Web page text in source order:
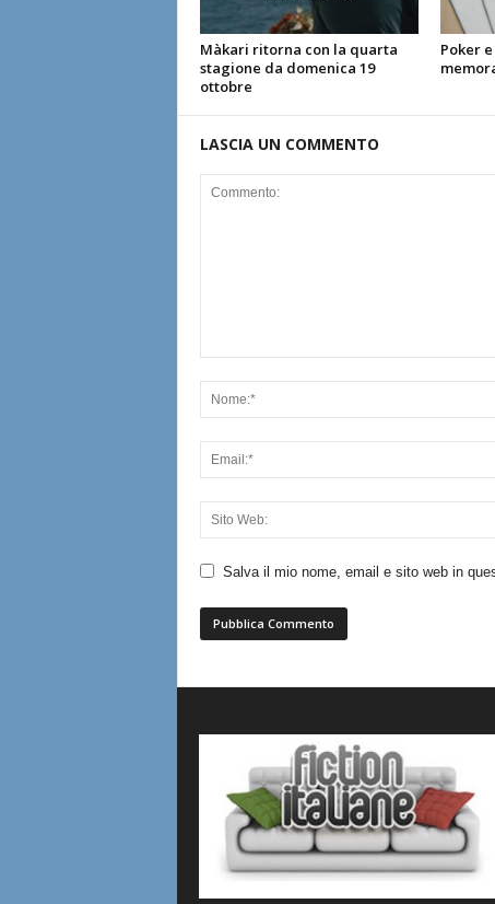
Màkari ritorna con la quarta
stagione da domenica 19
ottobre
Poker
LASCIA UN COMMENTO
Salva il mio nome, email e sito web in